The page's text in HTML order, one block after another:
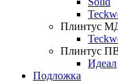
Плинтус
Плинтус
Идеал
Подложка